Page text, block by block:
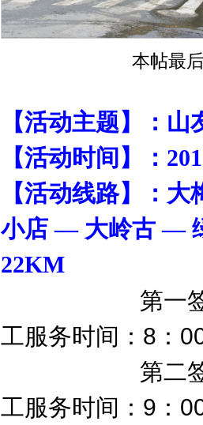
本帖最
【活动主题】：
【活动时间】：
【活动线路】： 大
小店 — 大岭古 —
22KM
第一签到点
工服务时间：8：
第二签到点
工服务时间：9：